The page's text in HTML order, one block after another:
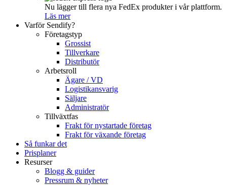
Nu lägger till flera nya FedEx produkter i vår plattform.
Läs mer
Varför Sendify?
Företagstyp
Grossist
Tillverkare
Distributör
Arbetsroll
Ägare / VD
Logistikansvarig
Säljare
Administratör
Tillväxtfas
Frakt för nystartade företag
Frakt för växande företag
Så funkar det
Prisplaner
Resurser
Blogg & guider
Pressrum & nyheter